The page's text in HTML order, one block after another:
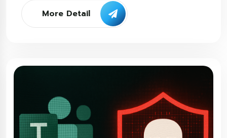
More Detail